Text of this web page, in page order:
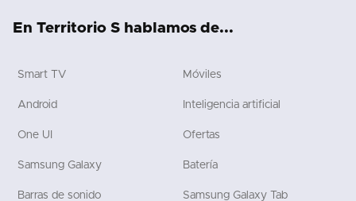
En Territorio S hablamos de...
Smart TV Móviles
Android Inteligencia artificial
One UI Ofertas
Samsung Galaxy Batería
Barras de sonido Samsung Galaxy Tab